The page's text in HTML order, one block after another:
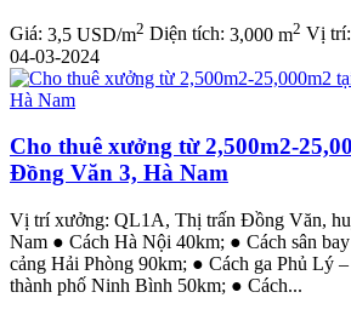
Giá: 3,5 USD/m2 Diện tích: 3,000 m2 Vị trí:
04-03-2024
Cho thuê xưởng từ 2,500m2-
Đồng Văn 3, Hà Nam
Vị trí xưởng: QL1A, Thị trấn Đồng Văn,
Nam ● Cách Hà Nội 40km; ● Cách sân
cảng Hải Phòng 90km; ● Cách ga Phủ Lý
thành phố Ninh Bình 50km; ● Cách...